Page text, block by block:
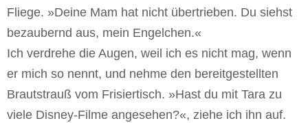
Fliege. »Deine Mam hat nicht übertrieben. Du siehst
bezaubernd aus, mein Engelchen.«
Ich verdrehe die Augen, weil ich es nicht mag, wenn
er mich so nennt, und nehme den bereitgestellten
Brautstrauß vom Frisiertisch. »Hast du mit Tara zu
viele Disney-Filme angesehen?«, ziehe ich ihn auf.